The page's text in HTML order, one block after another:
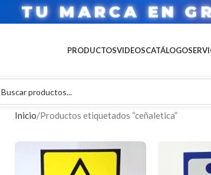
TU MARCA EN
PRODUCTOSVIDEOSCATÁLOGO
Inicio Productos etiquetados “ceñaletica”